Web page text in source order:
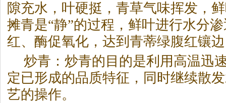
隙充水，叶硬挺，青草气味挥发，
摊青是“静”的过程，鲜叶进行水分
红、酶促氧化，达到青蒂绿腹红镶
炒青：炒青的目的是利用高温迅
定已形成的品质特征，同时继续散
艺的操作。